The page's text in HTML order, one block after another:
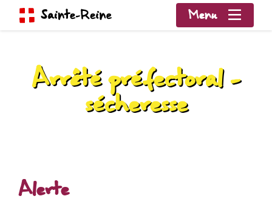
Menu
Arrêté préfectoral –
sécheresse
Alerte